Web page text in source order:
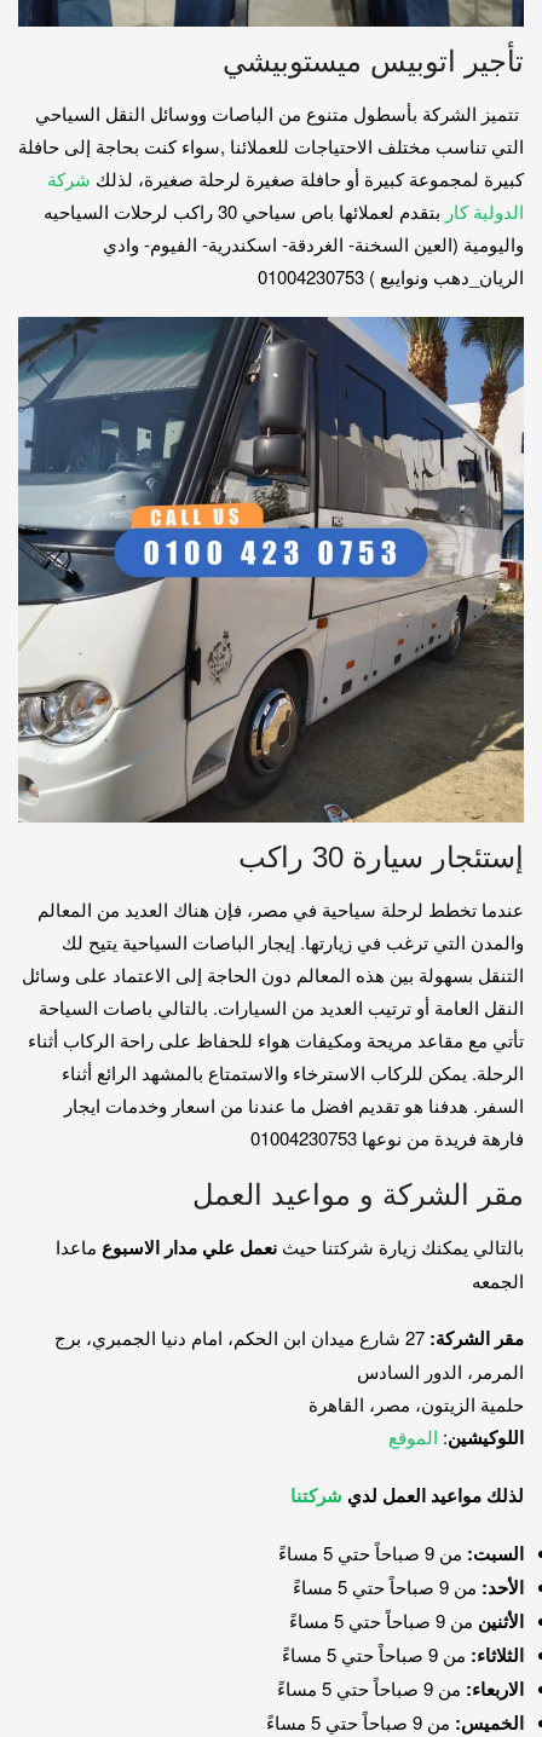
تأجير اتوبيس ميستوبيشي
تتميز الشركة بأسطول متنوع من الباصات ووسائل النقل السياحي
التي تناسب مختلف الاحتياجات للعملائنا ,سواء كنت بحاجة إلى حافلة
كبيرة لمجموعة كبيرة أو حافلة صغيرة لرحلة صغيرة، لذلك شركة
الدولية كار
بتقدم لعملائها باص سياحي 30 راكب لرحلات السياحيه
واليومية (العين السخنة- الغردقة- اسكندرية- الفيوم- وادي
الريان_دهب ونوايبع ) 01004230753
إستئجار سيارة 30 راكب
عندما تخطط لرحلة سياحية في مصر، فإن هناك العديد من المعالم
والمدن التي ترغب في زيارتها. إيجار الباصات السياحية يتيح لك
التنقل بسهولة بين هذه المعالم دون الحاجة إلى الاعتماد على وسائل
النقل العامة أو ترتيب العديد من السيارات. بالتالي باصات السياحة
تأتي مع مقاعد مريحة ومكيفات هواء للحفاظ على راحة الركاب أثناء
الرحلة. يمكن للركاب الاسترخاء والاستمتاع بالمشهد الرائع أثناء
السفر. هدفنا هو تقديم افضل ما عندنا من اسعار وخدمات ايجار
فارهة فريدة من نوعها 01004230753
مقر الشركة و مواعيد العمل
بالتالي يمكنك زيارة شركتنا حيث نعمل علي مدار الاسبوع ماعدا
الجمعه
مقر الشركة:
27 شارع ميدان ابن الحكم، امام دنيا الجمبري، برج
المرمر، الدور السادس
حلمية الزيتون، مصر، القاهرة
اللوكيشين: الموقع
لذلك مواعيد العمل لدي شركتنا
السبت: من 9 صباحاً حتي 5 مساءً
الأحد: من 9 صباحاً حتي 5 مساءً
الأثنين من 9 صباحاً حتي 5 مساءً
الثلاثاء: من 9 صباحاً حتي 5 مساءً
الاربعاء: من 9 صباحاً حتي 5 مساءً
الخميس: من 9 صباحاً حتي 5 مساءً